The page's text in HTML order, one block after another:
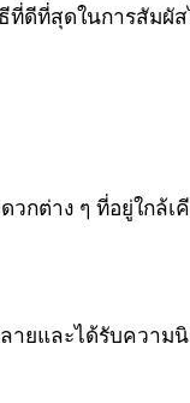
ดีที่สุดในการสัมผั
ต่าง ๆ ที่อยู่ใกล้เ
ยและได้รับความ